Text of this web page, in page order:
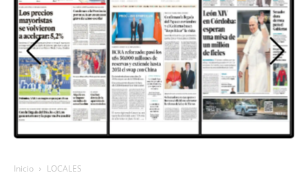
GOLD
ORAN
107.1
Inicio LOCALES